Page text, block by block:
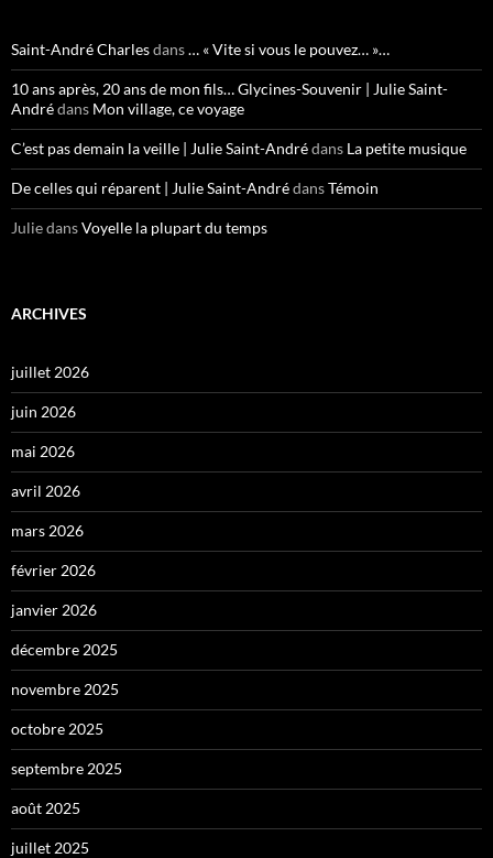
Saint-André Charlesdans… « Vite si vous le pouvez… »…
10 ans après, 20 ans de mon fils… Glycines-Souvenir | Julie Saint-
Andrédans Mon village, ce voyage
C’est pas demain la veille | Julie Saint-Andrédans La petite musique
De celles qui réparent | Julie Saint-AndrédansTémoin
JuliedansVoyelle la plupart du temps
ARCHIVES
juillet 2026
juin 2026
mai 2026
avril 2026
mars 2026
février 2026
janvier 2026
décembre 2025
novembre 2025
octobre 2025
septembre 2025
août 2025
juillet 2025